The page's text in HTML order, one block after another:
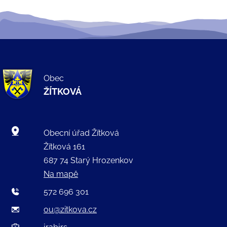
Obec
ŽÍTKOVÁ
Obecní úřad Žítková
Žítková 161
687 74 Starý Hrozenkov
Na mapě
572 696 301
ou@zitkova.cz